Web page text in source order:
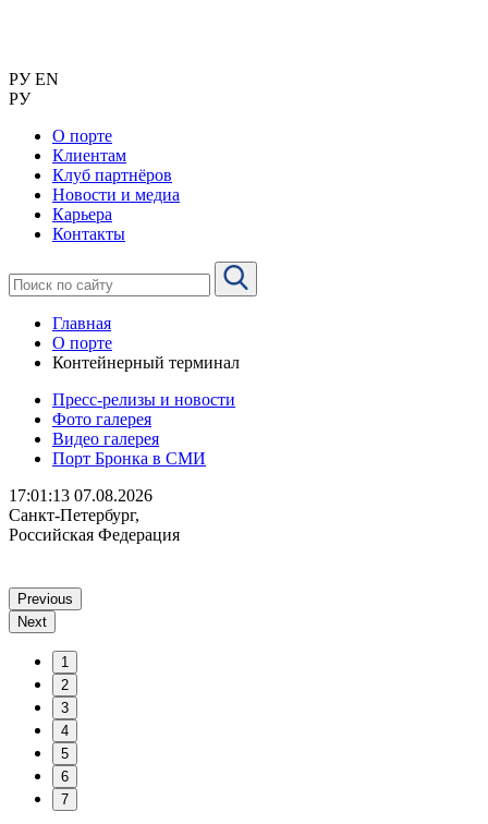
РУ EN
РУ
О порте
Клиентам
Клуб партнёров
Новости и медиа
Карьера
Контакты
Главная
О порте
Контейнерный терминал
Пресс-релизы и новости
Фото галерея
Видео галерея
Порт Бронка в СМИ
17:01:13 07.08.2026
Санкт-Петербург,
Российская Федерация
Previous
Next
1
2
3
4
5
6
7